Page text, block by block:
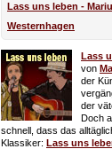
Lass uns leben -
Westernhagen
Lass
von
der
der
Doch
schnell, dass das
Klassiker: Lass uns